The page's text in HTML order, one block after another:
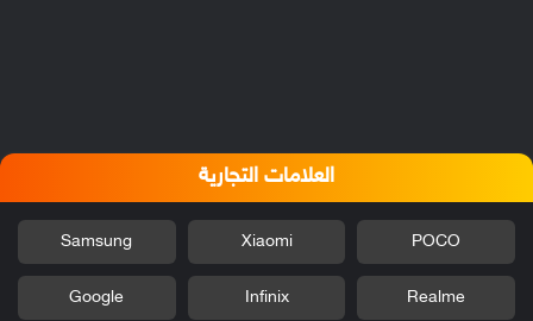
العلامات التجارية
POCO
Xiaomi
Samsung
Realme
Infinix
Google